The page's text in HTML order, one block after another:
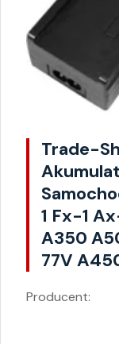
Trade-
1 Fx-1
A350
77V
Producent: